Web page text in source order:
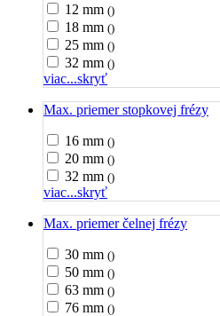
12 mm ()
18 mm ()
25 mm ()
32 mm ()
viac...skryť
Max. priemer stopkovej frézy
16 mm ()
20 mm ()
32 mm ()
viac...skryť
Max. priemer čelnej frézy
30 mm ()
50 mm ()
63 mm ()
76 mm ()